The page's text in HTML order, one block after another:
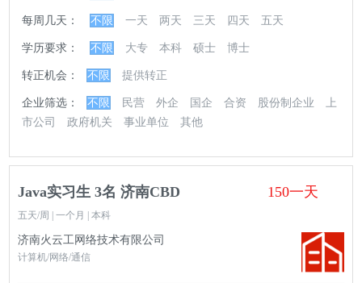
每周几天： 不限 一天 两天 三天 四天 五天
学历要求： 不限 大专 本科 硕士 博士
转正机会： 不限 提供转正
企业筛选： 不限 民营 外企 国企 合资 股份制企业
上
市公司
政府机关 事业单位 其他
Java实习生 3名 济南CBD 150一天
五天/周 | 一个月 | 本科
济南火云工网络技术有限公司
计算机/网络/通信